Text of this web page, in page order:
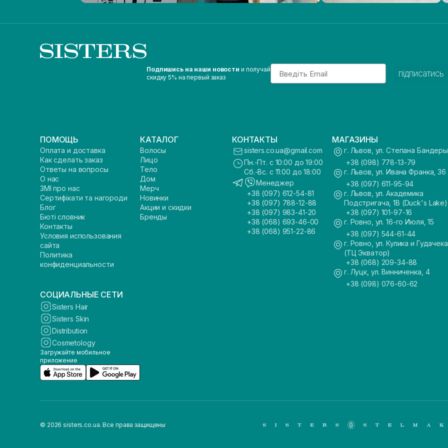
Подпишись на наши новости и получай
скидку 5% на первый заказ
Email
підписатись
ПОМОЩЬ
Оплата и доставка
Как сделать заказ
Ответы на вопросы
О нас
ЗМІ про нас
Сертифікати та нагороди
Блог
Бюті словник
Контакты
Условия использования
сайта
Политика
конфиденциальности
КАТАЛОГ
Волосы
Лицо
Тело
Дом
Мерч
Новинки
Акции и скидки
Бренды
КОНТАКТЫ
sisters.co.ua@gmail.com
Пн.-Пт. с 10:00 до 19:00
Сб.-Вс. с 11:00 до 18:00
Менеджер
+38 (097) 612-54-81
+38 (097) 788-12-88
+38 (097) 983-41-20
+38 (068) 693-46-00
+38 (068) 951-22-86
МАГАЗИНЫ
г. Львов, ул. Степана
+38 (098) 778-13-79
г. Львов, ул. Ивана Франка, 36
+38 (097) 611-95-94
г. Львов, ул. Академика
Подстригача, 1В (Duck's Lake)
+38 (097) 101-97-16
г. Ровно, ул. 16-го Июля, 15
+38 (097) 544-61-44
г. Ровно, ул. Кулика и
(ТЦ Экватор)
+38 (068) 209-34-88
г. Луцк, ул. Винниченка, 4
+38 (098) 076-60-62
СОЦИАЛЬНЫЕ СЕТИ
Sisters Hair
Sisters Skin
Distribution
Cosmetology
Загружайте мобильное
приложение
© 2026 sisters.co.ua. Все права защищены